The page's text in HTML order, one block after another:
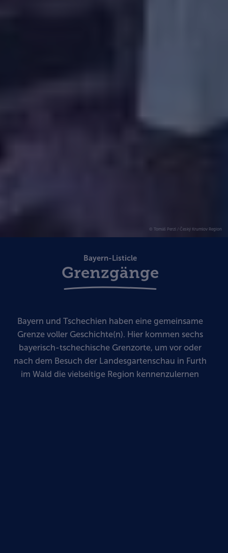
© Tomáš Perzl / Český Krumlov Region
Bayern-Listicle
Grenzgänge
Bayern und Tschechien haben eine gemeinsame
Grenze voller Geschichte(n). Hier kommen sechs
bayerisch-tschechische Grenzorte, um vor oder
nach dem Besuch der Landesgartenschau in Furth
im Wald die vielseitige Region kennenzulernen